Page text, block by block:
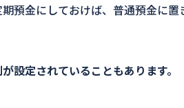
預金にしておけば、普通預金に
設定されていることもあります。